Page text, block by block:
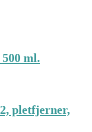
ml.
pletfjerner,